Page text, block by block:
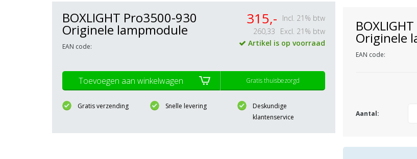
BOXLIGHT Pro3500-930
Originele lampmodule
EAN code:
315,-
Incl. 21% btw
260,33
Excl. 21% btw
Artikel is op voorraad
Toevoegen aan winkelwagen Gratis thuisbezorgd
Gratis verzending Snelle levering
Deskundige
klantenservice
Originele
EAN code:
Aantal: